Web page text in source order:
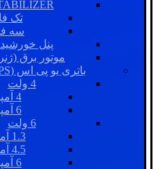
تک
سه
پنل
موتور برق
باتری یو پی اس (UPS)
4 ولت
4 آمپر
6 آمپر
6 ولت
1.3 آمپر
4.5 آمپر
6 آمپر